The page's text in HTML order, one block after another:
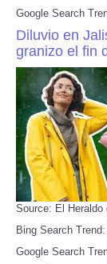
Google Search
Diluvio en
granizo el fin
Source: El Heraldo
Bing Search Trend:
Google Search